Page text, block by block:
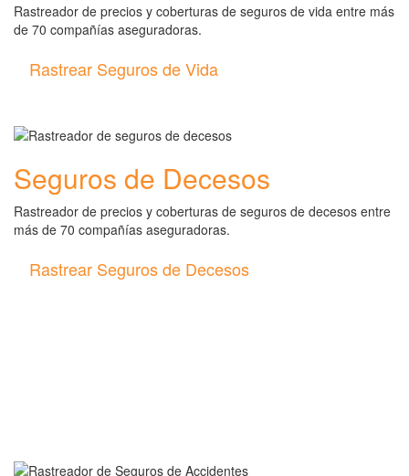
Rastreador de precios y coberturas de seguros de vida entre más
de 70 compañías aseguradoras.
Rastrear Seguros de Vida
Seguros de Decesos
Rastreador de precios y coberturas de seguros de decesos entre
más de 70 compañías aseguradoras.
Rastrear Seguros de Decesos